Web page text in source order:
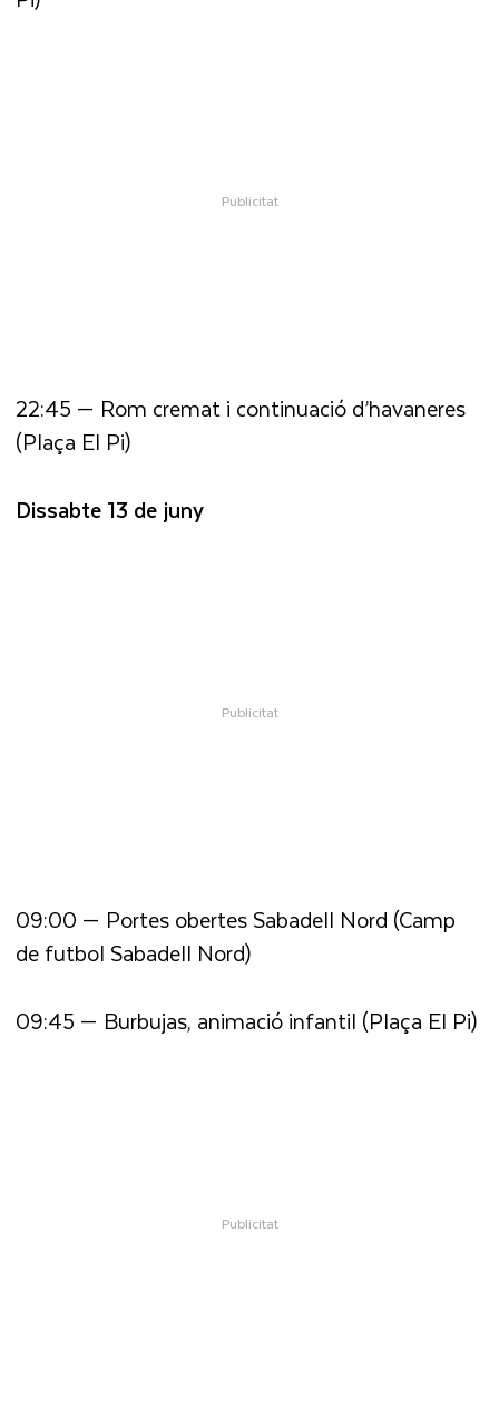
22:45 — Rom cremat i continuació d’havaneres
(Plaça El Pi)
Dissabte 13 de juny
09:00 — Portes obertes Sabadell Nord (Camp
de futbol Sabadell Nord)
09:45 — Burbujas, animació infantil (Plaça El Pi)